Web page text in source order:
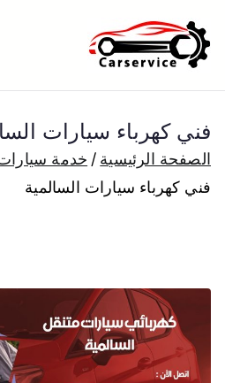
إلى
المحتوى
بنشر متنقل
بارخص الاسعارفني كهرباء سيارات
الصفحة الرئيسية
خدمة
فني كهرباء سيارات السالمية